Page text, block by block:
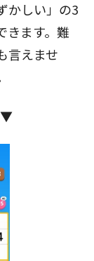
かしい」の3
きます。難
言えませ
▼